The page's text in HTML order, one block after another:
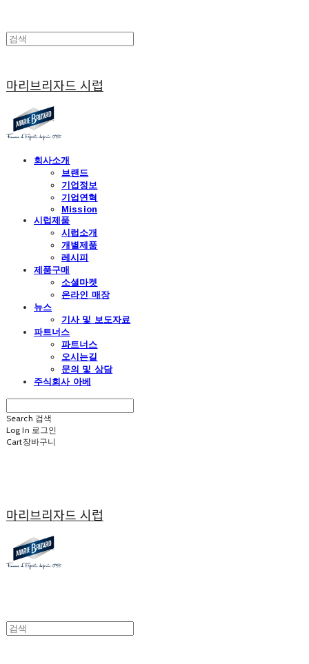
마리브리자드 시럽
회사소개
브랜드
기업정보
기업연혁
Mission
시럽제품
시럽소개
개별제품
레시피
제품구매
소셜마켓
온라인 매장
뉴스
기사 및 보도자료
파트너스
파트너스
오시는길
문의 및 상담
주식회사 아베
Search 검색
Log In 로그인
Cart장바구니
마리브리자드 시럽